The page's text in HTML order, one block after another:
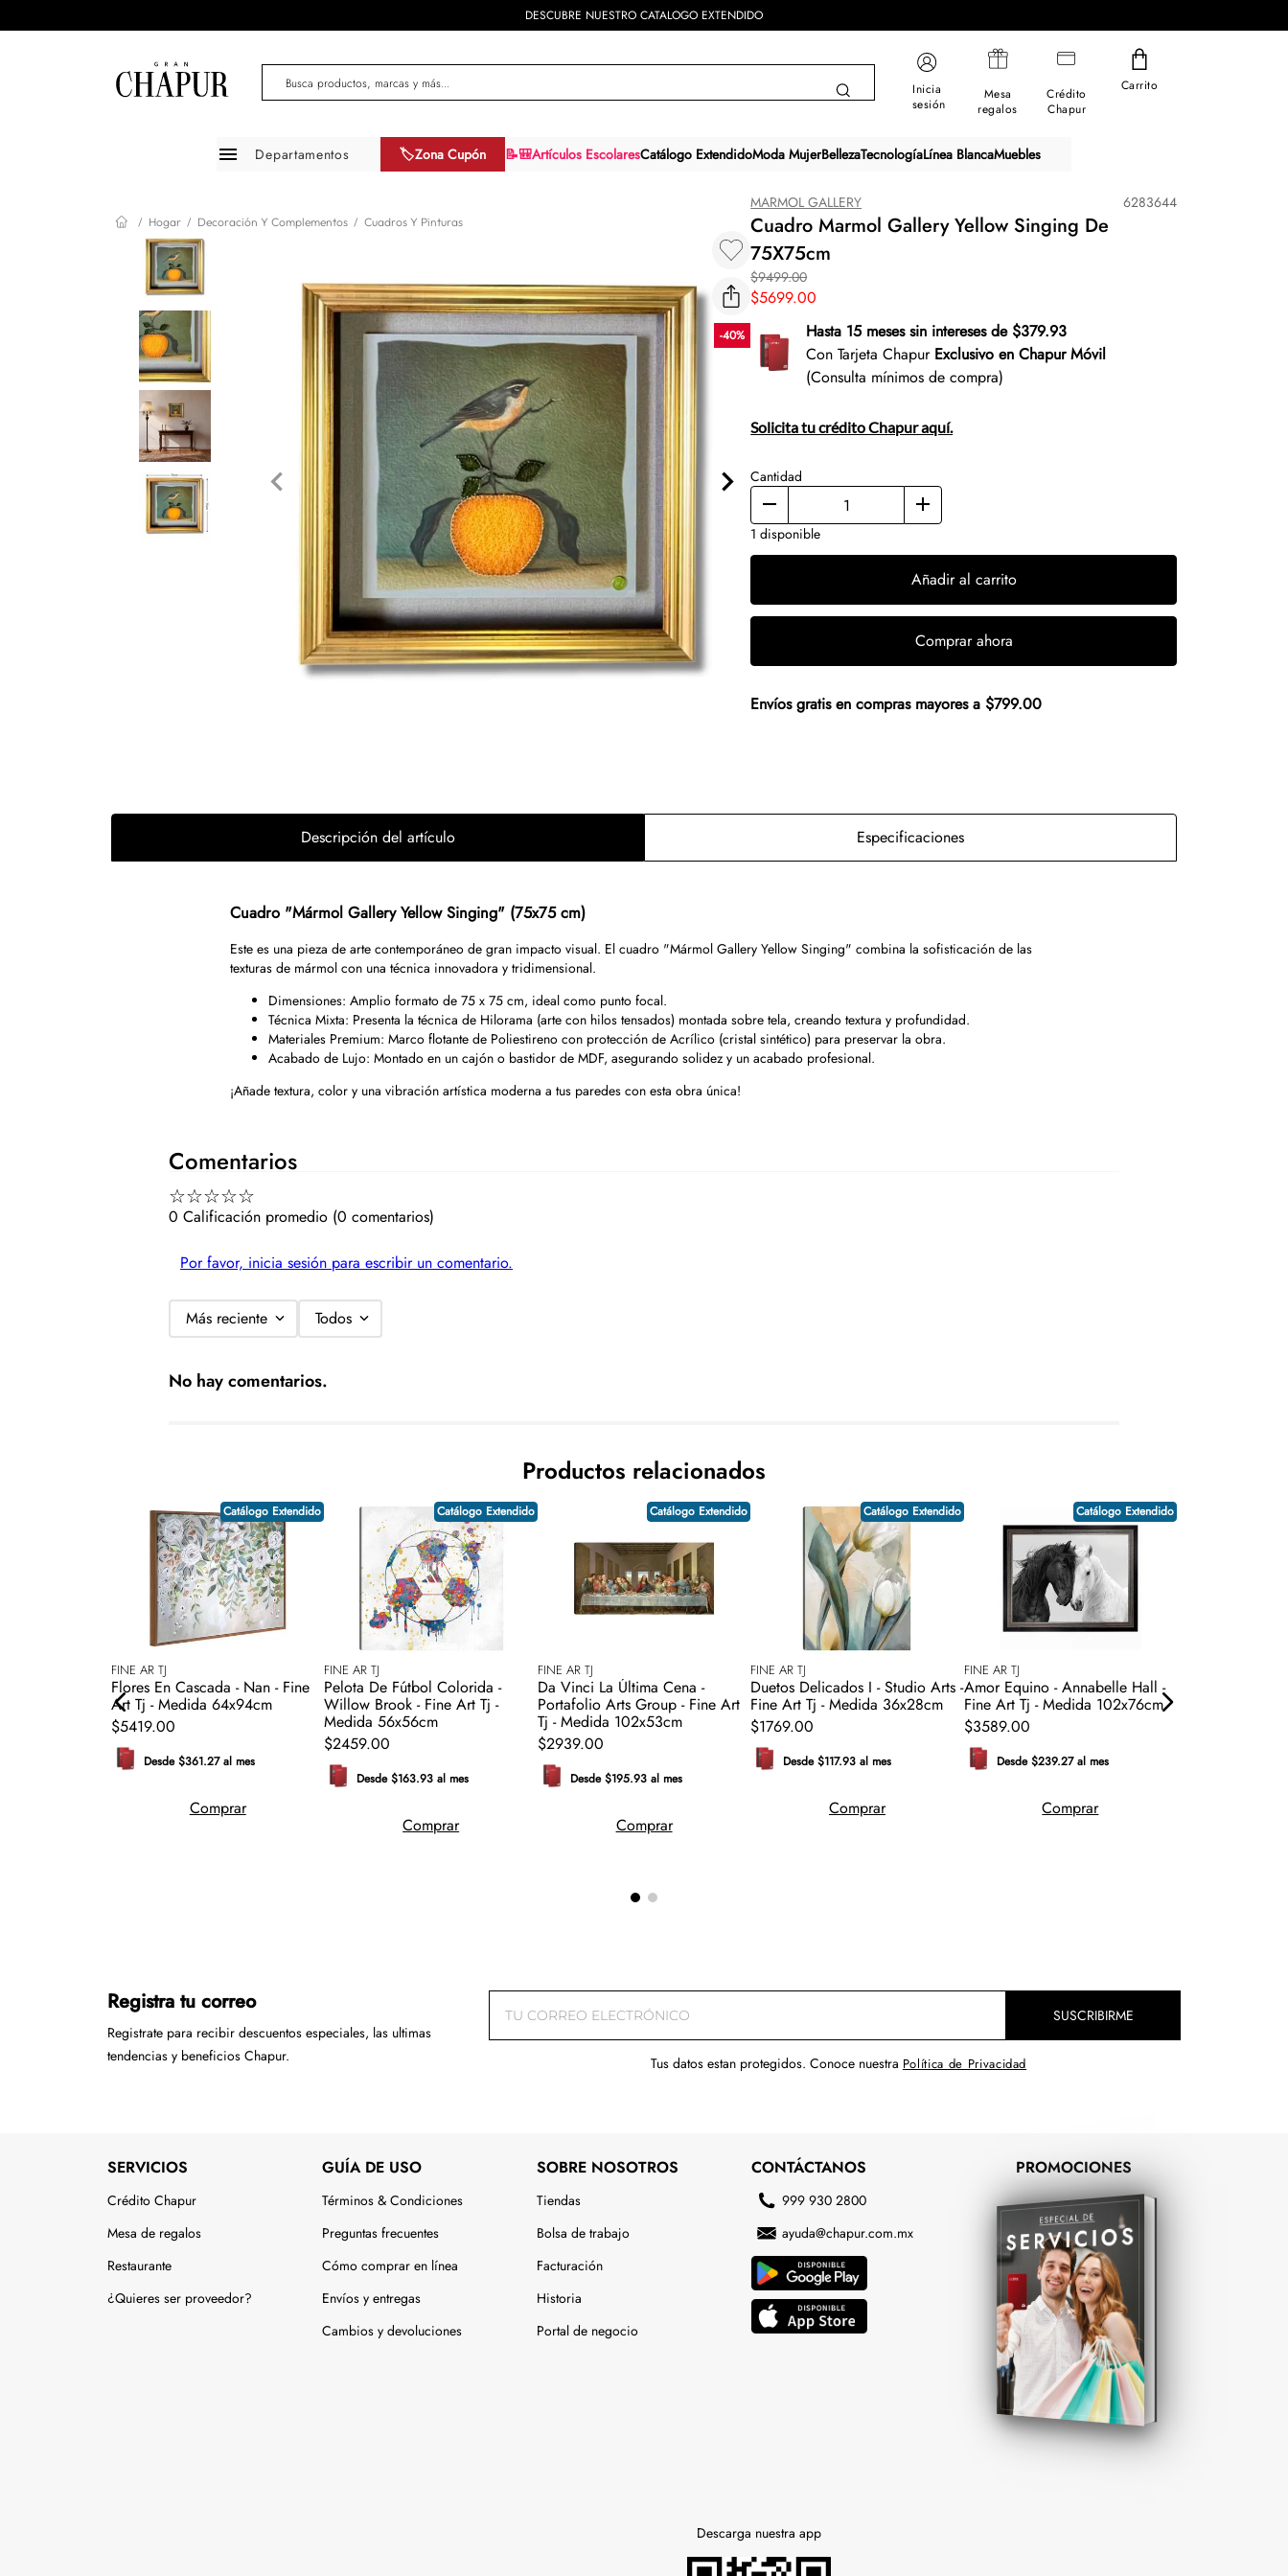
DESCUBRE NUESTRO CATALOGO EXTENDIDO
Busca productos, marcas y más...
Inicia
sesión
Mesa
regalos
Crédito
Chapur
Carrito
Departamentos
Moda hombre
Zapatos
Infantil
Belleza
Mascotas
Tecnología
Muebles
Colchones
🏷️Zona Cupón 📝🎒Artículos EscolaresCatálogo ExtendidoModa MujerBellezaTecnologíaLínea BlancaMuebles
Hogar Decoración Y Complementos Cuadros Y Pinturas
-40%
MARMOL GALLERY 6283644
Cuadro Marmol Gallery Yellow Singing De
75X75cm
$9499.00
$5699.00
Hasta 15 meses sin intereses de $379.93
Con Tarjeta Chapur Exclusivo en Chapur Móvil
(Consulta mínimos de compra)
Solicita tu crédito Chapur aquí.
Cantidad
1 disponible
Añadir al carrito
Comprar ahora
Envíos gratis en compras mayores a $799.00
Descripción del artículo Especificaciones
Cuadro "Mármol Gallery Yellow Singing" (75x75 cm)
Este es una pieza de arte contemporáneo de gran impacto visual. El cuadro "Mármol Gallery Yellow Singing" combina la sofisticación de las
texturas de mármol con una técnica innovadora y tridimensional.
Dimensiones: Amplio formato de 75 x 75 cm, ideal como punto focal.
Técnica Mixta: Presenta la técnica de Hilorama (arte con hilos tensados) montada sobre tela, creando textura y profundidad.
Materiales Premium: Marco flotante de Poliestireno con protección de Acrílico (cristal sintético) para preservar la obra.
Acabado de Lujo: Montado en un cajón o bastidor de MDF, asegurando solidez y un acabado profesional.
¡Añade textura, color y una vibración artística moderna a tus paredes con esta obra única!
Comentarios
☆☆☆☆☆
0 Calificación promedio (0 comentarios)
Por favor, inicia sesión para escribir un comentario.
Más reciente Todos
No hay comentarios.
Productos relacionados
Catálogo Extendido
FINE AR TJ
Flores En Cascada - Nan - Fine
Art Tj - Medida 64x94cm
$5419.00
Desde $361.27 al mes
Comprar
Catálogo Extendido
FINE AR TJ
Pelota De Fútbol Colorida -
Willow Brook - Fine Art Tj -
Medida 56x56cm
$2459.00
Desde $163.93 al mes
Comprar
Catálogo Extendido
FINE AR TJ
Da Vinci La Última Cena -
Portafolio Arts Group - Fine Art
Tj - Medida 102x53cm
$2939.00
Desde $195.93 al mes
Comprar
Catálogo Extendido
FINE AR TJ
Duetos Delicados I - Studio Arts -
Fine Art Tj - Medida 36x28cm
$1769.00
Desde $117.93 al mes
Comprar
Catálogo Extendido
FINE AR TJ
Amor Equino - Annabelle Hall -
Fine Art Tj - Medida 102x76cm
$3589.00
Desde $239.27 al mes
Comprar
Registra tu correo
Registrate para recibir descuentos especiales, las ultimas
tendencias y beneficios Chapur.
SUSCRIBIRME
Tus datos estan protegidos. Conoce nuestra Política de Privacidad
SERVICIOS
Crédito Chapur
Mesa de regalos
Restaurante
¿Quieres ser proveedor?
GUÍA DE USO
Términos & Condiciones
Preguntas frecuentes
Cómo comprar en línea
Envíos y entregas
Cambios y devoluciones
SOBRE NOSOTROS
Tiendas
Bolsa de trabajo
Facturación
Historia
Portal de negocio
CONTÁCTANOS
999 930 2800
ayuda@chapur.com.mx
PROMOCIONES
Descarga nuestra app